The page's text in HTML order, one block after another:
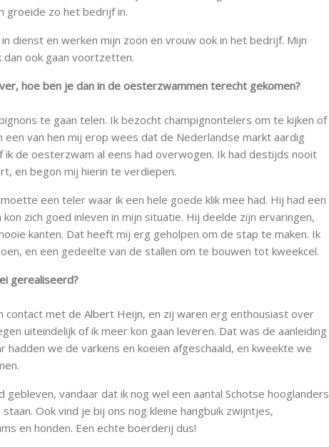
groeide zo het bedrijf in.
dienst en werken mijn zoon en vrouw ook in het bedrijf. Mijn
ook gaan voortzetten.
hoe ben je dan in de oesterzwammen terecht gekomen?
te gaan telen. Ik bezocht champignontelers om te kijken of
van hen mij erop wees dat de Nederlandse markt aardig
de oesterzwam al eens had overwogen. Ik had destijds nooit
en begon mij hierin te verdiepen.
een teler waar ik een hele goede klik mee had. Hij had een
zich goed inleven in mijn situatie. Hij deelde zijn ervaringen,
kanten. Dat heeft mij erg geholpen om de stap te maken. Ik
en een gedeelte van de stallen om te bouwen tot kweekcel.
gerealiseerd?
contact met de Albert Heijn, en zij waren erg enthousiast over
uiteindelijk of ik meer kon gaan leveren. Dat was de aanleiding
hadden we de varkens en koeien afgeschaald, en kweekte we
gebleven, vandaar dat ik nog wel een aantal Schotse hooglanders
Ook vind je bij ons nog kleine hangbuik zwijntjes,
en honden. Een echte boerderij dus!